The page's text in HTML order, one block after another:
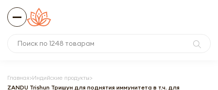
Главная Индийские продукты
ZANDU Trishun Тришун для поднятия иммунитета в т.ч. для